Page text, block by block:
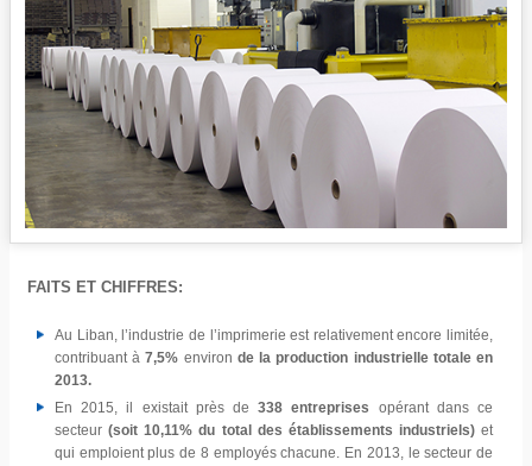
FAITS ET CHIFFRES:
Au Liban, l’industrie de l’imprimerie est relativement encore limitée,
contribuant à7,5% environ de la production industrielle totale en
2013.
En 2015, il existait près de338 entreprises opérant dans ce
secteur(soit 10,11% du total des établissements industriels)et
qui emploient plus de 8 employés chacune. En 2013, le secteur de